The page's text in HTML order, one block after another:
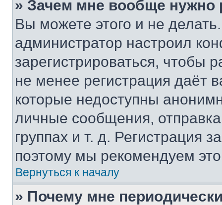
» Зачем мне вообще нужно
Вы можете этого и не
администратор настроил
зарегистрироваться, чтобы
не менее регистрация даёт
которые недоступны
личные сообщения,
группах и т. д. Регистрация
поэтому мы рекомендуем
Вернуться к началу
» Почему мне